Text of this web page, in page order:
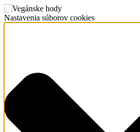
Nastavenia súborov cookies